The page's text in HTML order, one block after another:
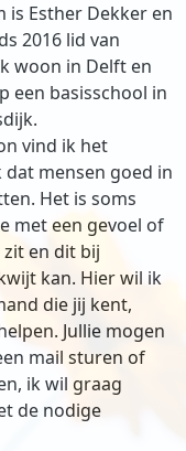
is Esther Dekker en
2016 lid van
woon in Delft en
een basisschool in
vind ik het
mensen goed in
Het is soms
met een gevoel of
en dit bij
kan. Hier wil ik
die jij kent,
Jullie mogen
mail sturen of
ik wil graag
de nodige